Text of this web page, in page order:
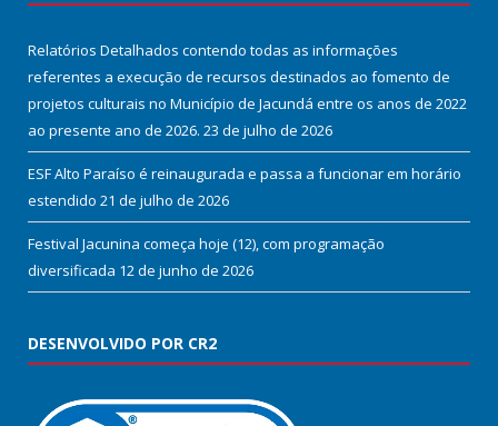
Relatórios Detalhados contendo todas as informações
referentes a execução de recursos destinados ao fomento de
projetos culturais no Município de Jacundá entre os anos de 2022
ao presente ano de 2026. 23 de julho de 2026
ESF Alto Paraíso é reinaugurada e passa a funcionar em horário
estendido 21 de julho de 2026
Festival Jacunina começa hoje (12), com programação
diversificada 12 de junho de 2026
DESENVOLVIDO POR CR2